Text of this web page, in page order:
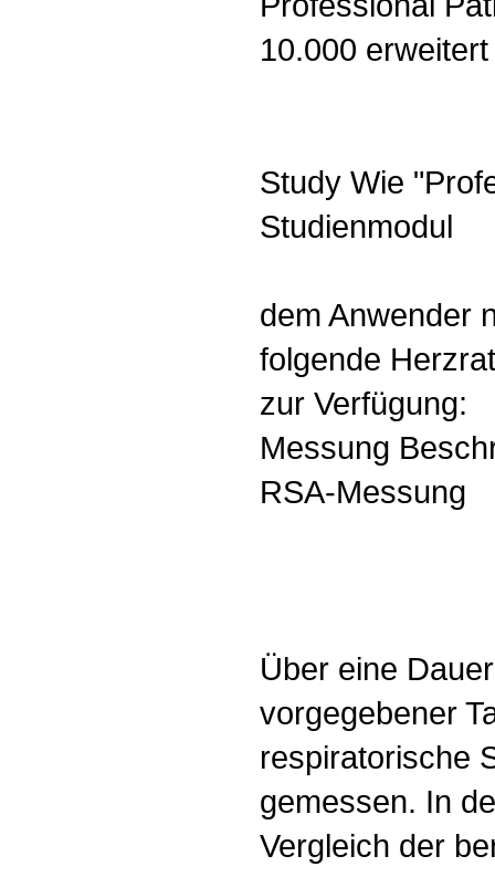
10.000 erweitert
Study Wie
Studienmodul
dem Anwender
folgende
zur Verfügung:
Messung
RSA-Messung
Über eine
vorgegebener
respiratorische
gemessen. In
Vergleich der